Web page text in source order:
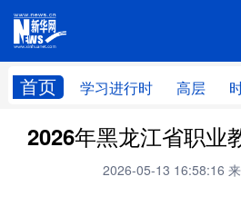
首页 学习进行时 高层
网站地图
学习进行时 高层
财经
2026年黑龙江省职业
2026-05-13 16:58:16